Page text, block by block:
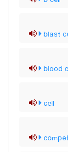
blast
blood
cell